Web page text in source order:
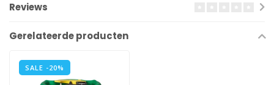
Reviews
Gerelateerde producten
SALE -20%